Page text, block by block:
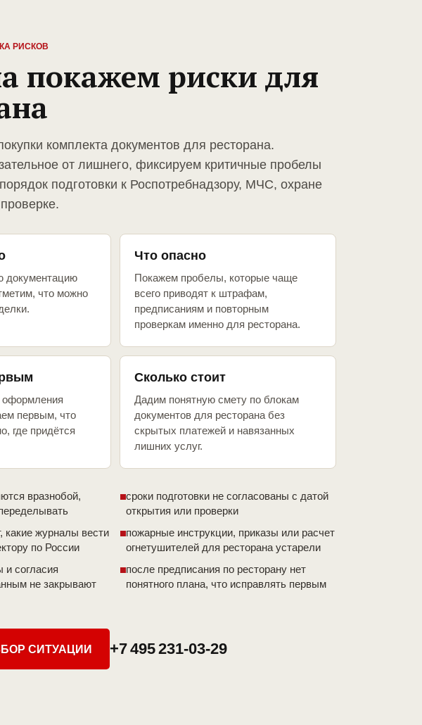
РИСКОВ
покажем риски для
комплекта документов для ресторана.
от лишнего, фиксируем критичные пробелы
подготовки к Роспотребнадзору, МЧС, охране
документацию
что можно
Что опасно
Покажем пробелы, которые чаще
всего приводят к штрафам,
предписаниям и повторным
проверкам именно для ресторана.
оформления
первым, что
где придётся
Сколько стоит
Дадим понятную смету по блокам
документов для ресторана без
скрытых платежей и навязанных
лишних услуг.
вразнобой,
сроки подготовки не согласованы с датой
открытия или проверки
какие журналы вести
по России
пожарные инструкции, приказы или расчет
огнетушителей для ресторана устарели
и согласия
не закрывают
после предписания по ресторану нет
понятного плана, что исправлять первым
СИТУАЦИИ +7 495 231-03-29